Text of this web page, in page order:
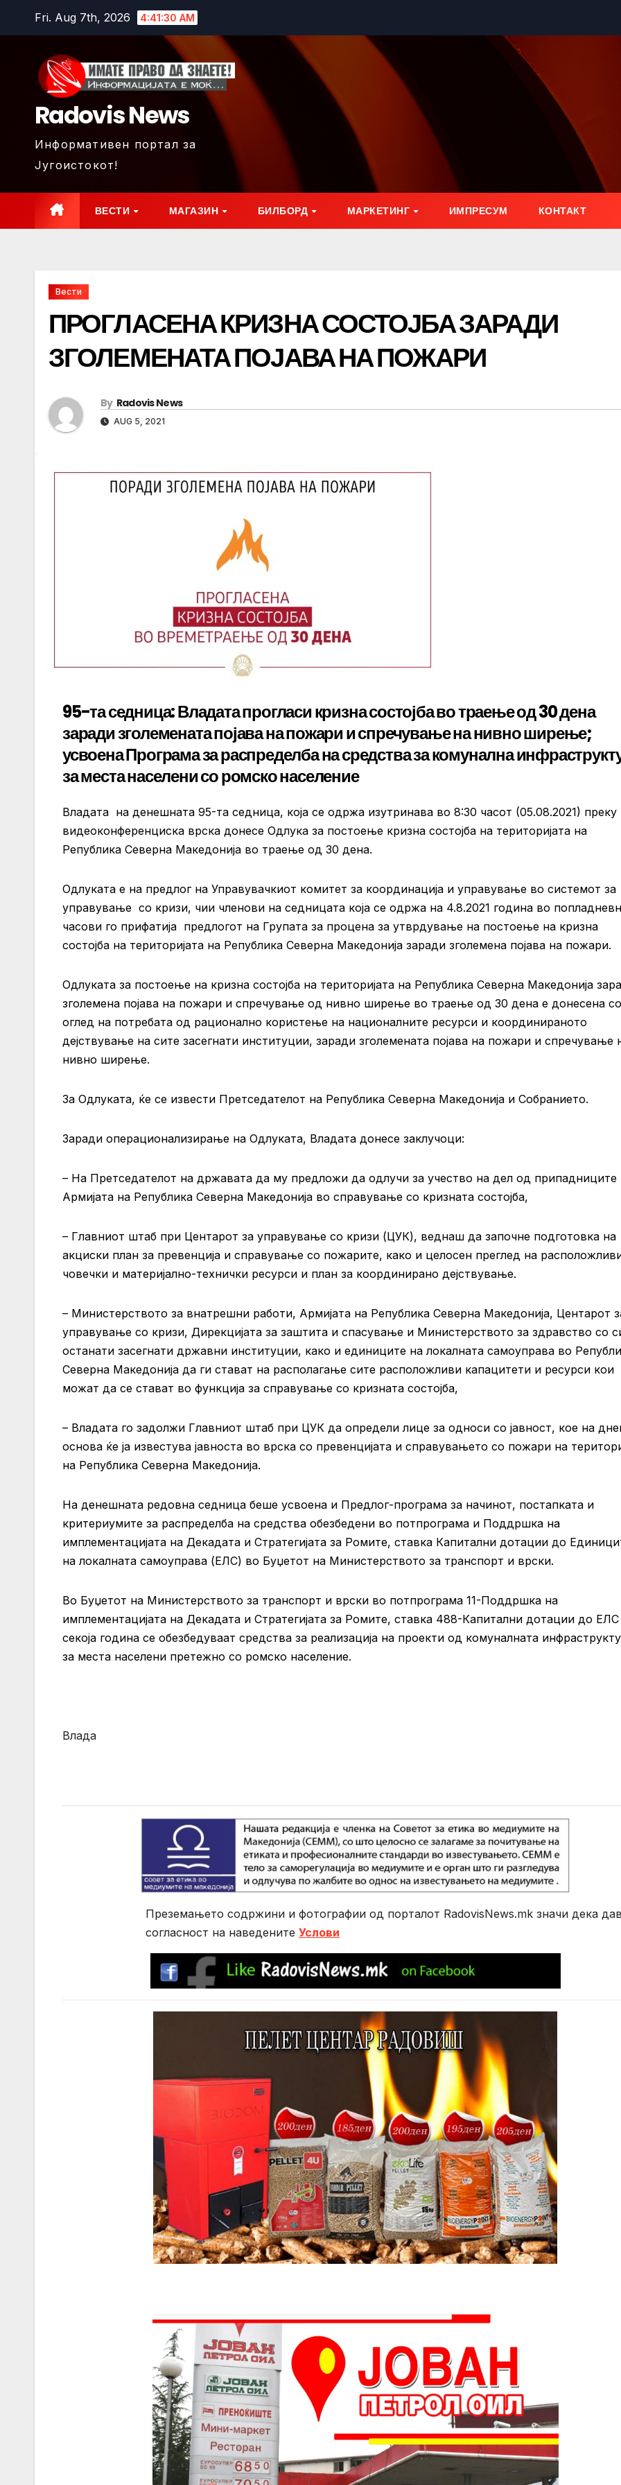
Fri. Aug 7th, 2026 4:41:32 AM
Radovis News
Информативен портал за
Југоистокот!
ВЕСТИ МАГАЗИН БИЛБОРД МАРКЕТИНГ ИМПРЕСУМ КОНТАКТ
Вести
ПРОГЛАСЕНА КРИЗНА СОСТОЈБА ЗАРАДИ
ЗГОЛЕМЕНАТА ПОЈАВА НА ПОЖАРИ
By Radovis News
AUG 5, 2021
95-та седница: Владата прогласи кризна состојба во траење од 30 дена
заради зголемената појава на пожари и спречување на нивно ширење;
усвоена Програма за распределба на средства за комунална
за места населени со ромско население
Владата на денешната 95-та седница, која се одржа изутринава во 8:30 часот (05.08.2021) преку
видеоконференциска врска донесе Одлука за постоење кризна состојба на територијата на
Република Северна Македонија во траење од 30 дена.
Одлуката е на предлог на Управувачкиот комитет за координација и управување во системот за
управување со кризи, чии членови на седницата која се одржа на 4.8.2021 година во
часови го прифатија предлогот на Групата за процена за утврдување на постоење на кризна
состојба на територијата на Република Северна Македонија заради зголемена појава на пожари.
Одлуката за постоење на кризна состојба на територијата на Република Северна Македонија
зголемена појава на пожари и спречување од нивно ширење во траење од 30 дена е донесена со
оглед на потребата од рационално користење на националните ресурси и координираното
дејствување на сите засегнати институции, заради зголемената појава на пожари и спречување
нивно ширење.
За Одлуката, ќе се извести Претседателот на Република Северна Македонија и Собранието.
Заради операционализирање на Одлуката, Владата донесе заклучоци:
– На Претседателот на државата да му предложи да одлучи за учество на дел од припадниците
Армијата на Република Северна Македонија во справување со кризната состојба,
– Главниот штаб при Центарот за управување со кризи (ЦУК), веднаш да започне подготовка на
акциски план за превенција и справување со пожарите, како и целосен преглед на
човечки и материјално-технички ресурси и план за координирано дејствување.
– Министерството за внатрешни работи, Армијата на Република Северна Македонија, Центарот
управување со кризи, Дирекцијата за заштита и спасување и Министерството за здравство со
останати засегнати државни институции, како и единиците на локалната самоуправа во
Северна Македонија да ги стават на располагање сите расположливи капацитети и ресурси кои
можат да се стават во функција за справување со кризната состојба,
– Владата го задолжи Главниот штаб при ЦУК да определи лице за односи со јавност, кое на
основа ќе ја известува јавноста во врска со превенцијата и справувањето со пожари на
на Република Северна Македонија.
На денешната редовна седница беше усвоена и Предлог-програма за начинот, постапката и
критериумите за распределба на средства обезбедени во потпрограма и Поддршка на
имплементацијата на Декадата и Стратегијата за Ромите, ставка Капитални дотации до
на локалната самоуправа (ЕЛС) во Буџетот на Министерството за транспорт и врски.
Во Буџетот на Министерството за транспорт и врски во потпрограма 11-Поддршка на
имплементацијата на Декадата и Стратегијата за Ромите, ставка 488-Капитални дотации до ЕЛС
секоја година се обезбедуваат средства за реализација на проекти од комуналната
за места населени претежно со ромско население.
Влада
Преземањето содржини и фотографии од порталот RadovisNews.mk значи дека
согласност на нaведените Услови